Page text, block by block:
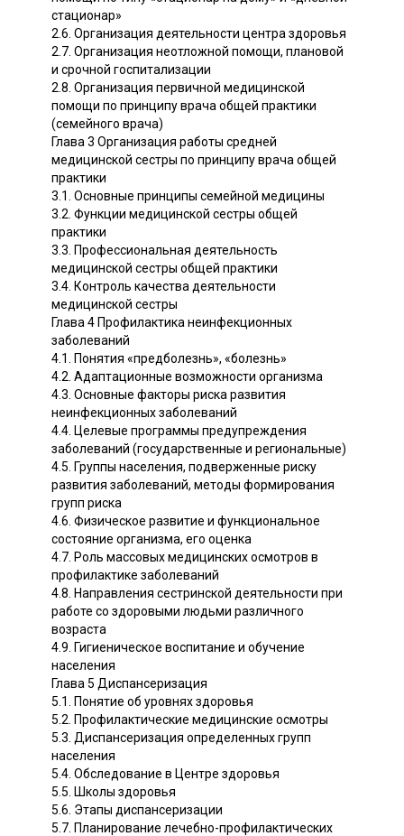
стационар»
2.6. Организация деятельности центра здоровья
2.7. Организация неотложной помощи, плановой
и срочной госпитализации
2.8. Организация первичной медицинской
помощи по принципу врача общей практики
(семейного врача)
Глава 3 Организация работы средней
медицинской сестры по принципу врача общей
практики
3.1. Основные принципы семейной медицины
3.2. Функции медицинской сестры общей
практики
3.3. Профессиональная деятельность
медицинской сестры общей практики
3.4. Контроль качества деятельности
медицинской сестры
Глава 4 Профилактика неинфекционных
заболеваний
4.1. Понятия «предболезнь», «болезнь»
4.2. Адаптационные возможности организма
4.3. Основные факторы риска развития
неинфекционных заболеваний
4.4. Целевые программы предупреждения
заболеваний (государственные и региональные)
4.5. Группы населения, подверженные риску
развития заболеваний, методы формирования
групп риска
4.6. Физическое развитие и функциональное
состояние организма, его оценка
4.7. Роль массовых медицинских осмотров в
профилактике заболеваний
4.8. Направления сестринской деятельности при
работе со здоровыми людьми различного
возраста
4.9. Гигиеническое воспитание и обучение
населения
Глава 5 Диспансеризация
5.1. Понятие об уровнях здоровья
5.2. Профилактические медицинские осмотры
5.3. Диспансеризация определенных групп
населения
5.4. Обследование в Центре здоровья
5.5. Школы здоровья
5.6. Этапы диспансеризации
5.7. Планирование лечебно-профилактических